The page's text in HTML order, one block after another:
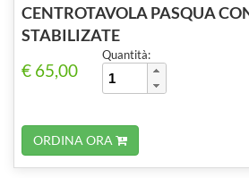
CENTROTAVOLA PASQUA
STABILIZATE
€ 65,00
Quantità:
ORDINA ORA